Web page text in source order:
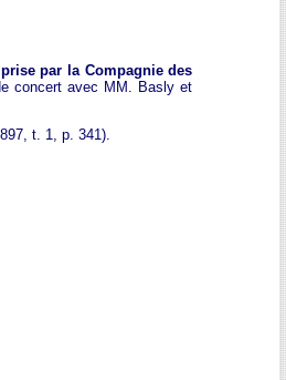
par la Compagnie des
concert avec MM. Basly et
t. 1, p. 341).